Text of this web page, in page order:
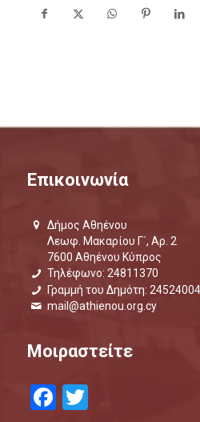
Επικοινωνία
Δήμος Αθηένου
Λεωφ. Μακαρίου Γ΄, Αρ. 2
7600 Αθηένου Κύπρος
Τηλέφωνο: 24811370
Γραμμή του Δημότη: 24524004
mail@athienou.org.cy
Μοιραστείτε
Facebook
Twitter